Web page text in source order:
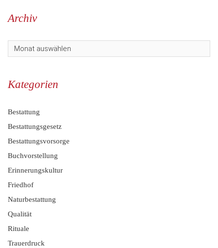
Archiv
Kategorien
Bestattung
Bestattungsgesetz
Bestattungsvorsorge
Buchvorstellung
Erinnerungskultur
Friedhof
Naturbestattung
Qualität
Rituale
Trauerdruck